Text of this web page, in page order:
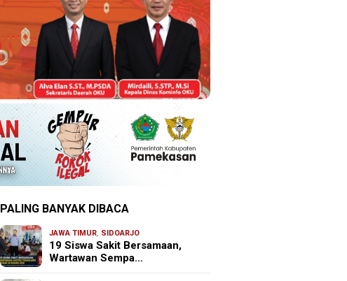
PALING BANYAK DIBACA
JAWA TIMUR, SIDOARJO
19 Siswa Sakit Bersamaan,
Wartawan Sempa…